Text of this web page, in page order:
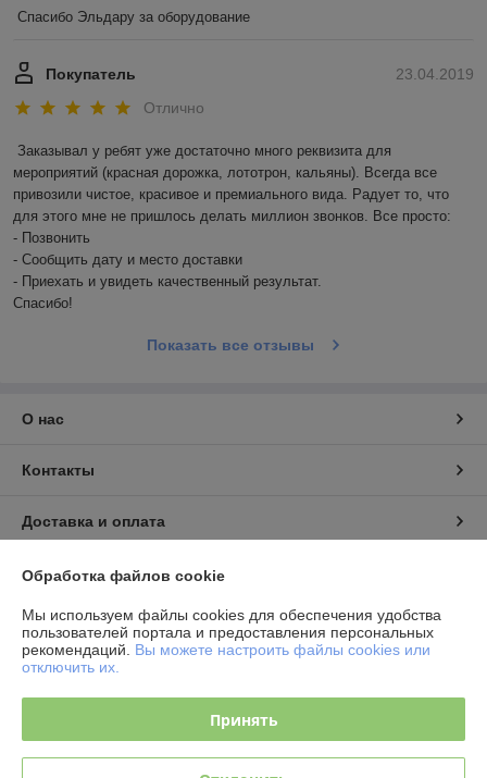
Спасибо Эльдару за оборудование
23.04.2019
Покупатель
Отлично
Заказывал у ребят уже достаточно много реквизита для
мероприятий (красная дорожка, лототрон, кальяны). Всегда все
привозили чистое, красивое и премиального вида. Радует то, что
для этого мне не пришлось делать миллион звонков. Все просто:
- Позвонить
- Сообщить дату и место доставки
- Приехать и увидеть качественный результат.
Спасибо!
Показать все отзывы
О нас
Контакты
Доставка и оплата
График работы
Полная версия сайта
Политика обработки cookies
Сайт создан на платформе Deal.by
Обработка файлов cookie
Мы используем файлы cookies для обеспечения удобства
пользователей портала и предоставления персональных
рекомендаций. Вы можете настроить файлы cookies или
отключить их.
Принять